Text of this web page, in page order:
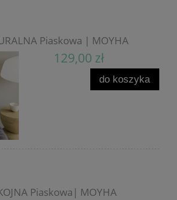
Piaskowa | MOYHA
129,00 zł
do koszyka
Piaskowa| MOYHA